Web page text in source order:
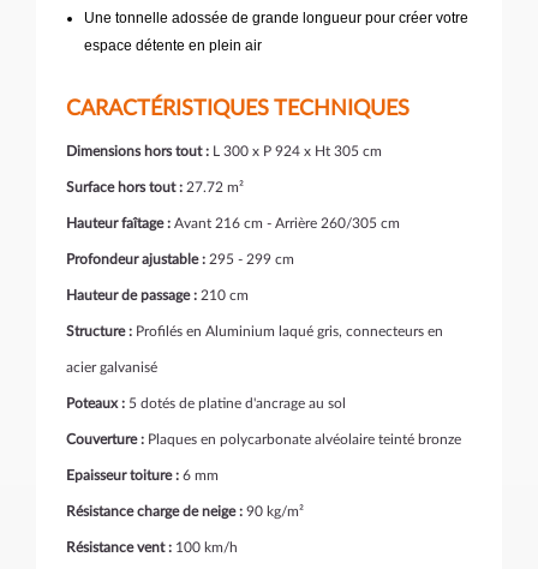
Une tonnelle adossée de grande longueur pour créer votre
espace détente en plein air
CARACTÉRISTIQUES TECHNIQUES
Dimensions hors tout : L 300 x P 924 x Ht 305 cm
Surface hors tout : 27.72 m²
Hauteur faîtage : Avant 216 cm - Arrière 260/305 cm
Profondeur ajustable : 295 - 299 cm
Hauteur de passage : 210 cm
Structure : Profilés en Aluminium laqué gris, connecteurs en
acier galvanisé
Poteaux : 5 dotés de platine d'ancrage au sol
Couverture : Plaques en polycarbonate alvéolaire teinté bronze
Epaisseur toiture : 6 mm
Résistance charge de neige : 90 kg/m²
Résistance vent : 100 km/h